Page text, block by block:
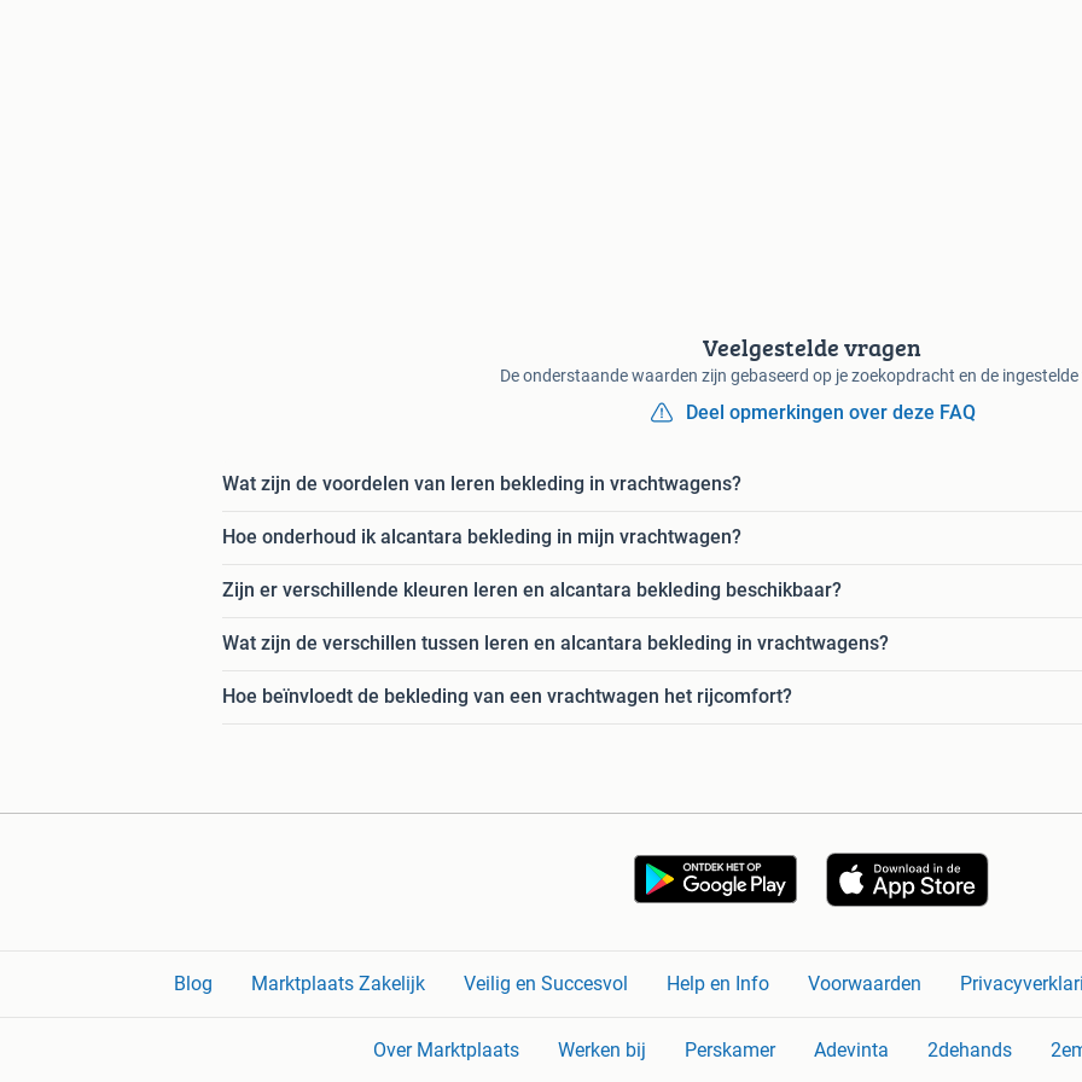
Veelgestelde vragen
De onderstaande waarden zijn gebaseerd op je zoekopdracht en de
Deel opmerkingen over deze FAQ
Wat zijn de voordelen van leren bekleding in vrachtwagens?
Hoe onderhoud ik alcantara bekleding in mijn vrachtwagen?
Zijn er verschillende kleuren leren en alcantara bekleding beschikbaar?
Wat zijn de verschillen tussen leren en alcantara bekleding in vrachtwagens?
Hoe beïnvloedt de bekleding van een vrachtwagen het rijcomfort?
Blog Marktplaats Zakelijk Veilig en Succesvol Help en Info Voorwaarden
Over Marktplaats Werken bij Perskamer Adevinta 2dehands